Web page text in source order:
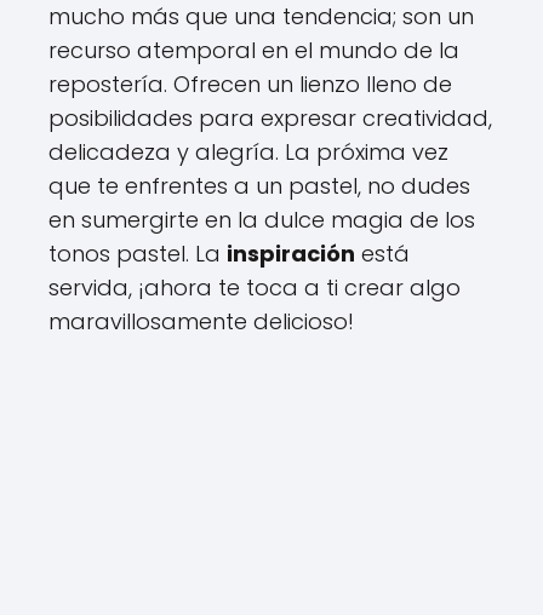
mucho más que una tendencia; son un
recurso atemporal en el mundo de la
repostería. Ofrecen un lienzo lleno de
posibilidades para expresar creatividad,
delicadeza y alegría. La próxima vez
que te enfrentes a un pastel, no dudes
en sumergirte en la dulce magia de los
tonos pastel. La inspiración está
servida, ¡ahora te toca a ti crear algo
maravillosamente delicioso!